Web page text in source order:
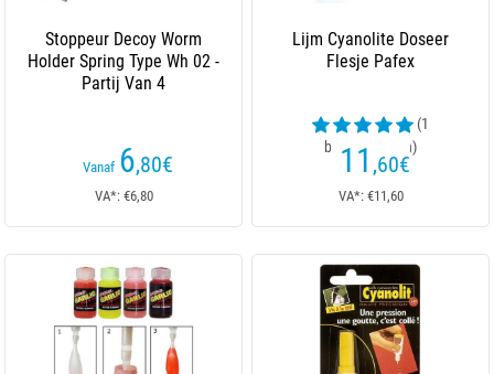
Stoppeur Decoy Worm
Holder Spring Type Wh 02 -
Partij Van 4
Vanaf 6,80€
VA*: €6,80
Lijm Cyanolite Doseer
Flesje Pafex
(1
beoordelingen)
11 ,60€
VA*: €11,60